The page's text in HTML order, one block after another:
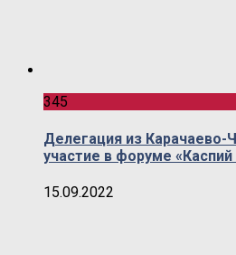
345
Делегация из Карачаево-
участие в форуме «Каспий
15.09.2022